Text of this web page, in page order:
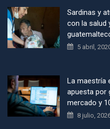
Sardinas y
con la salud
5 abril,
La maestría
apuesta por
mercado y
8 julio,